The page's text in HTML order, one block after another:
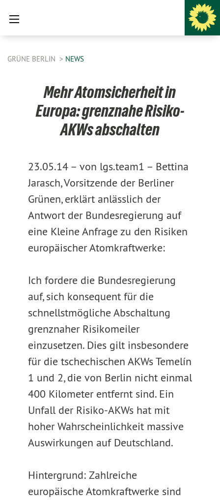
GRÜNE BERLIN NEWS
Mehr Atomsicherheit in
Europa: grenznahe Risiko-
AKWs abschalten
23.05.14 – von lgs.team1 – Bettina
Jarasch, Vorsitzende der Berliner
Grünen, erklärt anlässlich der
Antwort der Bundesregierung auf
eine Kleine Anfrage zu den Risiken
europäischer Atomkraftwerke:
Ich fordere die Bundesregierung
auf, sich konsequent für die
schnellstmögliche Abschaltung
grenznaher Risikomeiler
einzusetzen. Dies gilt insbesondere
für die tschechischen AKWs Temelín
1 und 2, die von Berlin nicht einmal
400 Kilometer entfernt sind. Ein
Unfall der Risiko-AKWs hat mit
hoher Wahrscheinlichkeit massive
Auswirkungen auf Deutschland.
Hintergrund: Zahlreiche
europäische Atomkraftwerke sind